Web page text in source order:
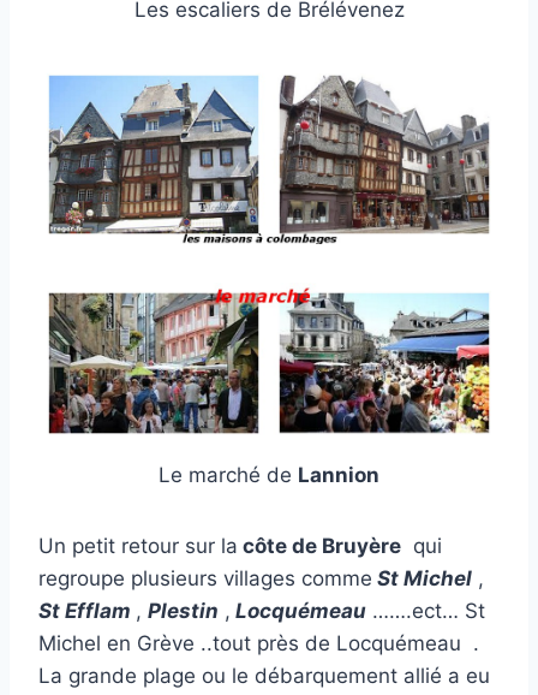
Les escaliers de Brélévenez
Le marché de Lannion
Un petit retour sur la côte de Bruyère qui
regroupe plusieurs villages comme St Michel ,
St Efflam , Plestin , Locquémeau …….ect… St
Michel en Grève ..tout près de Locquémeau .
La grande plage ou le débarquement allié a eu